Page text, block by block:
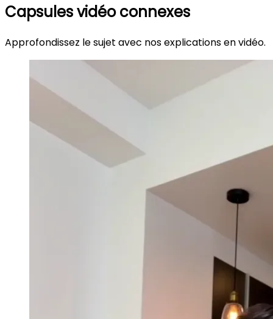
Capsules vidéo connexes
Approfondissez le sujet avec nos explications en vidéo.